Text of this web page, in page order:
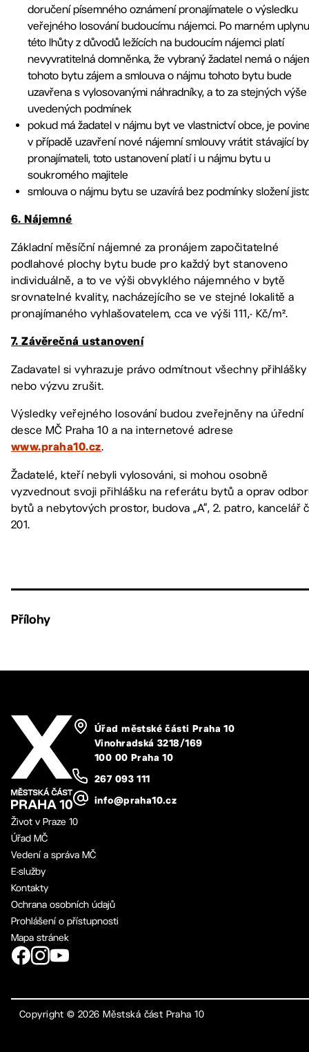
doručení písemného oznámení pronajímatele o výsledku
veřejného losování budoucímu nájemci. Po marném
této lhůty z důvodů ležících na budoucím nájemci platí
nevyvratitelná domněnka, že vybraný žadatel nemá o
tohoto bytu zájem a smlouva o nájmu tohoto bytu bude
uzavřena s vylosovanými náhradníky, a to za stejných výše
uvedených podmínek
pokud má žadatel v nájmu byt ve vlastnictví obce, je
v případě uzavření nové nájemní smlouvy vrátit stávající
pronajímateli, toto ustanovení platí i u nájmu bytu u
soukromého majitele
smlouva o nájmu bytu se uzavírá bez podmínky složení
6. Nájemné
Základní měsíční nájemné za pronájem započitatelné
podlahové plochy bytu bude pro každý byt stanoveno
individuálně, a to ve výši obvyklého nájemného v bytě
srovnatelné kvality, nacházejícího se ve stejné lokalitě a
pronajímaného vyhlašovatelem, cca ve výši 111,- Kč/m².
7. Závěrečná ustanovení
Zadavatel si vyhrazuje právo odmítnout všechny přihlášky
nebo výzvu zrušit.
Výsledky veřejného losování budou zveřejněny na úřední
desce MČ Praha 10 a na internetové adrese
www.praha10.cz.
Žadatelé, kteří nebyli vylosováni, si mohou osobně
vyzvednout svoji přihlášku na referátu bytů a oprav
bytů a nebytových prostor, budova „A“, 2. patro, kancelář
201.
Přílohy
Úřad městské části Praha 10
Vinohradská 3218/169
100 00 Praha 10
267 093 111
info@praha10.cz
Život v Praze 10
Úřad MČ
Vedení a správa MČ
E-služby
Kontakty
Ochrana osobních údajů
Prohlášení o přístupnosti
Mapa stránek
Copyright ©2026 Městská část Praha 10